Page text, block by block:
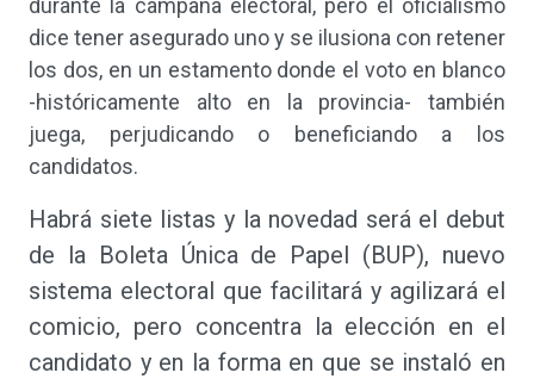
durante la campaña electoral, pero el oficialismo
dice tener asegurado uno y se ilusiona con retener
los dos, en un estamento donde el voto en blanco
-históricamente alto en la provincia- también
juega, perjudicando o beneficiando a los
candidatos.
Habrá siete listas y la novedad será el debut
de la Boleta Única de Papel (BUP), nuevo
sistema electoral que facilitará y agilizará el
comicio, pero concentra la elección en el
candidato y en la forma en que se instaló en